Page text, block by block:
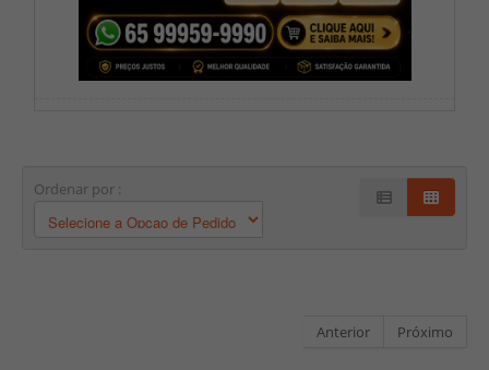
Ordenar por :
Anterior Próximo